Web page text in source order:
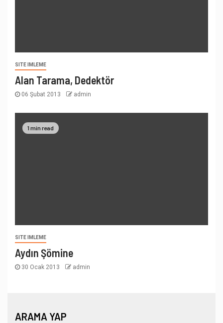
SITE IMLEME
Alan Tarama, Dedektör
06 Şubat 2013 admin
1 min read
SITE IMLEME
Aydın Şömine
30 Ocak 2013 admin
ARAMA YAP